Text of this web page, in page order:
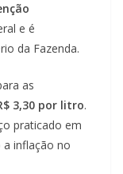
e é
da Fazenda.
as
3,30 por litro.
praticado em
a inflação no